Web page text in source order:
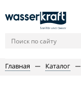
Главная Каталог